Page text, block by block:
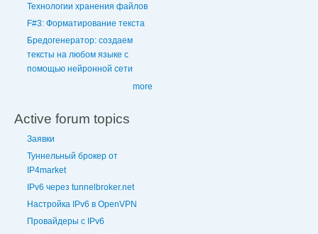
Технологии хранения файлов
F#3: Форматирование текста
Бредогенератор: создаем
тексты на любом языке с
помощью нейронной сети
more
Active forum topics
Заявки
Туннельный брокер от
IP4market
IPv6 через tunnelbroker.net
Настройка IPv6 в OpenVPN
Провайдеры с IPv6